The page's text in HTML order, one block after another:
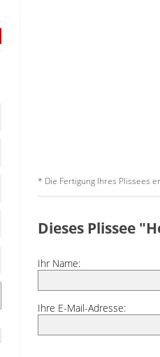
* Die Fertigung Ihres Plissees
Dieses Plissee
Ihr Name:
Ihre E-Mail-Adresse: